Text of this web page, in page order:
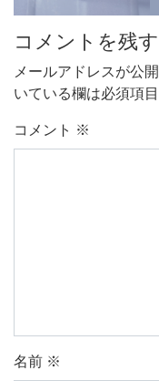
コメントを残す
メールアドレスが公
いている欄は必須項
コメント ※
名前 ※